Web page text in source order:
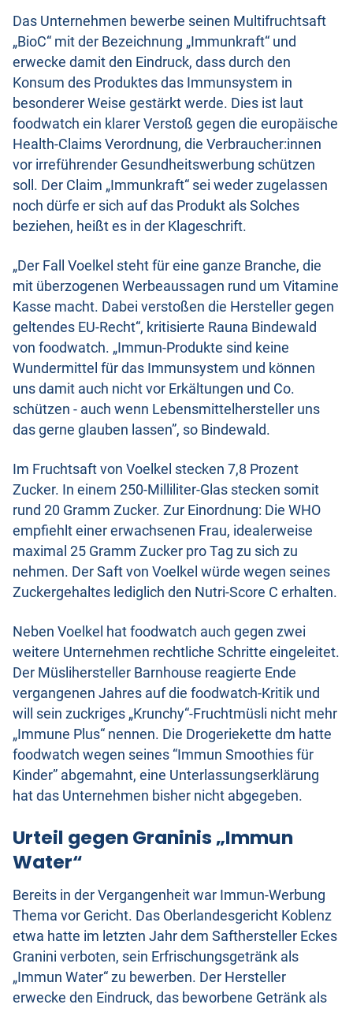
Das Unternehmen bewerbe seinen Multifruchtsaft
„BioC“ mit der Bezeichnung „Immunkraft“ und
erwecke damit den Eindruck, dass durch den
Konsum des Produktes das Immunsystem in
besonderer Weise gestärkt werde. Dies ist laut
foodwatch ein klarer Verstoß gegen die europäische
Health-Claims Verordnung, die Verbraucher:innen
vor irreführender Gesundheitswerbung schützen
soll. Der Claim „Immunkraft“ sei weder zugelassen
noch dürfe er sich auf das Produkt als Solches
beziehen, heißt es in der Klageschrift.
„Der Fall Voelkel steht für eine ganze Branche, die
mit überzogenen Werbeaussagen rund um Vitamine
Kasse macht. Dabei verstoßen die Hersteller gegen
geltendes EU-Recht“, kritisierte Rauna Bindewald
von foodwatch. „Immun-Produkte sind keine
Wundermittel für das Immunsystem und können
uns damit auch nicht vor Erkältungen und Co.
schützen - auch wenn Lebensmittelhersteller uns
das gerne glauben lassen”, so Bindewald.
Im Fruchtsaft von Voelkel stecken 7,8 Prozent
Zucker. In einem 250-Milliliter-Glas stecken somit
rund 20 Gramm Zucker. Zur Einordnung: Die WHO
empfiehlt einer erwachsenen Frau, idealerweise
maximal 25 Gramm Zucker pro Tag zu sich zu
nehmen. Der Saft von Voelkel würde wegen seines
Zuckergehaltes lediglich den Nutri-Score C erhalten.
Neben Voelkel hat foodwatch auch gegen zwei
weitere Unternehmen rechtliche Schritte eingeleitet.
Der Müslihersteller Barnhouse reagierte Ende
vergangenen Jahres auf die foodwatch-Kritik und
will sein zuckriges „Krunchy“-Fruchtmüsli nicht mehr
„Immune Plus“ nennen. Die Drogeriekette dm hatte
foodwatch wegen seines “Immun Smoothies für
Kinder” abgemahnt, eine Unterlassungserklärung
hat das Unternehmen bisher nicht abgegeben.
Urteil gegen Graninis „Immun
Water“
Bereits in der Vergangenheit war Immun-Werbung
Thema vor Gericht. Das Oberlandesgericht Koblenz
etwa hatte im letzten Jahr dem Safthersteller Eckes
Granini verboten, sein Erfrischungsgetränk als
„Immun Water“ zu bewerben. Der Hersteller
erwecke den Eindruck, das beworbene Getränk als